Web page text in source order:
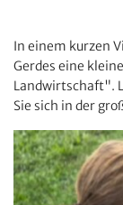
In einem kurzen
Gerdes eine
Landwirtschaft".
Sie sich in der